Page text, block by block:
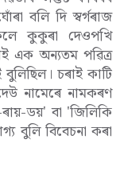
বলি দি স্বৰ্গৰাজ
কুকুৰা দেওপখি
এক অন্যতম পৱিত্ৰ
চৰাই কাটি
নামেৰে নামকৰণ
ডয়' বা 'জিলিকি
বুলি বিবেচনা কৰা